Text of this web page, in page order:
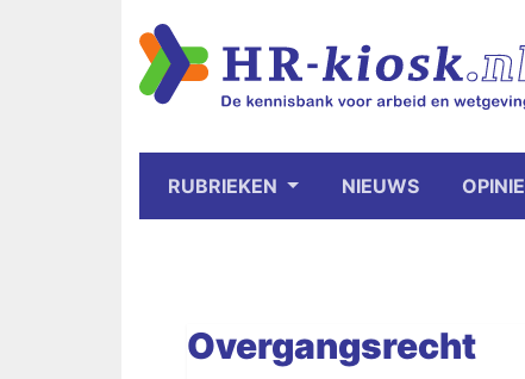
RUBRIEKEN NIEUWS OPINIE
Overgangsrecht